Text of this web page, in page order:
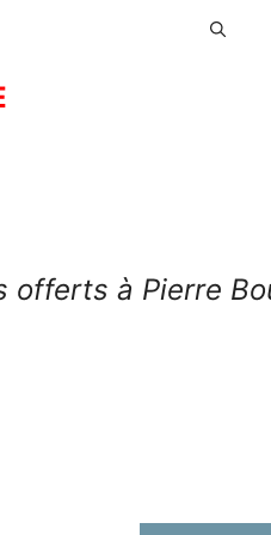
offerts à Pierre